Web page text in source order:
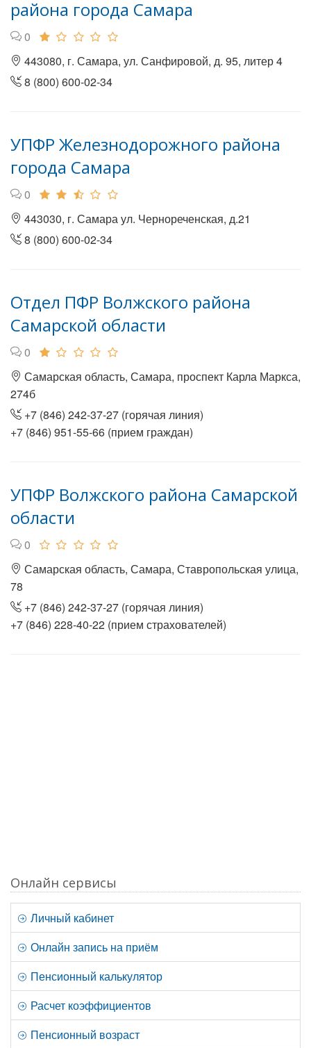
района города Самара
0
443080, г. Самара, ул. Санфировой, д. 95, литер 4
8 (800) 600-02-34
УПФР Железнодорожного района
города Самара
0
443030, г. Самара ул. Чернореченская, д.21
8 (800) 600-02-34
Отдел ПФР Волжского района
Самарской области
0
Самарская область, Самара, проспект Карла Маркса,
274б
+7 (846) 242-37-27 (горячая линия)
+7 (846) 951-55-66 (прием граждан)
УПФР Волжского района Самарской
области
0
Самарская область, Самара, Ставропольская улица,
78
+7 (846) 242-37-27 (горячая линия)
+7 (846) 228-40-22 (прием страхователей)
Онлайн сервисы
Личный кабинет
Онлайн запись на приём
Пенсионный калькулятор
Расчет коэффициентов
Пенсионный возраст